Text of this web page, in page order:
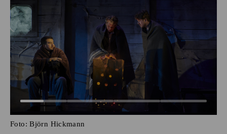
Foto: Björn Hickmann